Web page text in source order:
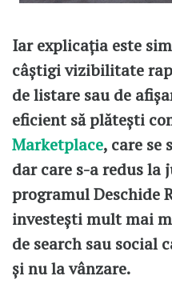
Iar explicația este
câștigi vizibilitate
de listare sau de
eficient să plătești
Marketplace, care se
dar care s-a redus la
programul Deschide
investești mult mai
de search sau social
și nu la vânzare.